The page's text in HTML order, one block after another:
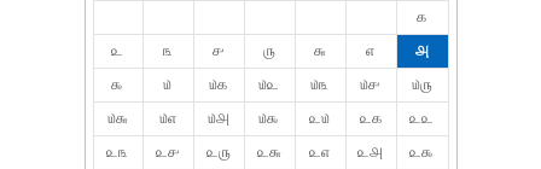
௧
௨
௩ ௪ ௫ ௬ ௭
௮
௯
௰ ௰௧ ௰௨ ௰௩ ௰௪
௰௫
௰௬
௰௭ ௰௮ ௰௯ ௨௰ ௨௧
௨௨
௨௩
௨௪ ௨௫ ௨௬ ௨௭ ௨௮
௨௯